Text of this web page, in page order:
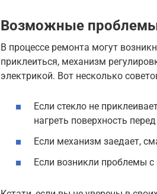
Возможные
В процессе ремонта могут
приклеиться, механизм
электрикой. Вот несколько
Если стекло не
нагреть поверхность
Если механизм заедает,
Если возникли проблемы с